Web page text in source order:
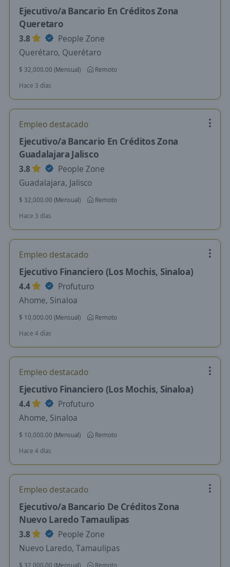
Ejecutivo/a Bancario En Créditos Zona
Queretaro
3.8
People Zone
Querétaro, Querétaro
$ 32,000.00 (Mensual)
Remoto
Hace 3 días
Empleo destacado
Ejecutivo/a Bancario En Créditos Zona
Guadalajara Jalisco
3.8
People Zone
Guadalajara, Jalisco
$ 32,000.00 (Mensual)
Remoto
Hace 3 días
Empleo destacado
Ejecutivo Financiero (Los Mochis, Sinaloa)
4.4
Profuturo
Ahome, Sinaloa
$ 10,000.00 (Mensual)
Remoto
Hace 4 días
Empleo destacado
Ejecutivo Financiero (Los Mochis, Sinaloa)
4.4
Profuturo
Ahome, Sinaloa
$ 10,000.00 (Mensual)
Remoto
Hace 4 días
Empleo destacado
Ejecutivo/a Bancario De Créditos Zona
Nuevo Laredo Tamaulipas
3.8
People Zone
Nuevo Laredo, Tamaulipas
$ 32,000.00 (Mensual)
Remoto